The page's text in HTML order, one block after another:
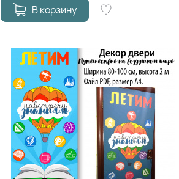
В корзину